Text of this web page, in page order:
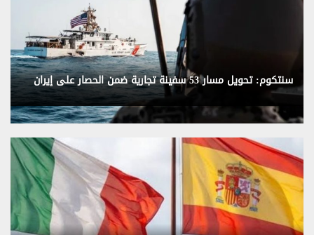
سنتكوم: تحويل مسار 53 سفينة تجارية ضمن الحصار على إيران